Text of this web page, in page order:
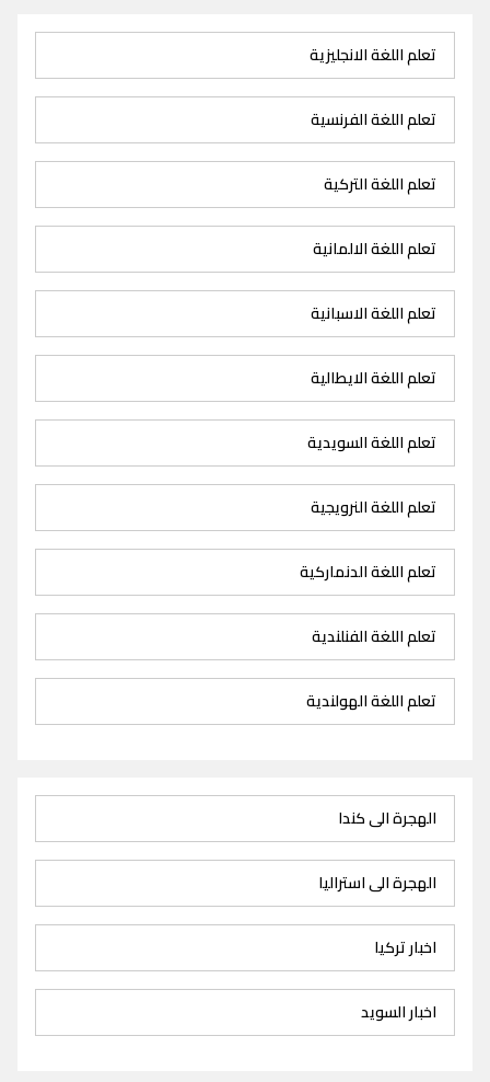
تعلم اللغة الانجليزية
تعلم اللغة الفرنسية
تعلم اللغة التركية
تعلم اللغة الالمانية
تعلم اللغة الاسبانية
تعلم اللغة الايطالية
تعلم اللغة السويدية
تعلم اللغة النرويجية
تعلم اللغة الدنماركية
تعلم اللغة الفنلندية
تعلم اللغة الهولندية
الهجرة الى كندا
الهجرة الى استراليا
اخبار تركيا
اخبار السويد